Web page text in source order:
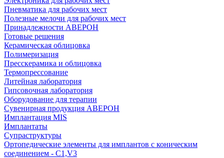
Пневматика для рабочих мест
Полезные мелочи для рабочих мест
Принадлежности АВЕРОН
Готовые решения
Керамическая облицовка
Полимеризация
Пресскерамика и облицовка
Термопрессование
Литейная лаборатория
Гипсовочная лаборатория
Оборудование для терапии
Сувенирная продукция АВЕРОН
Имплантация MIS
Имплантаты
Супраструктуры
Ортопедические элементы для имплантов с коническим
соединением - C1,V3